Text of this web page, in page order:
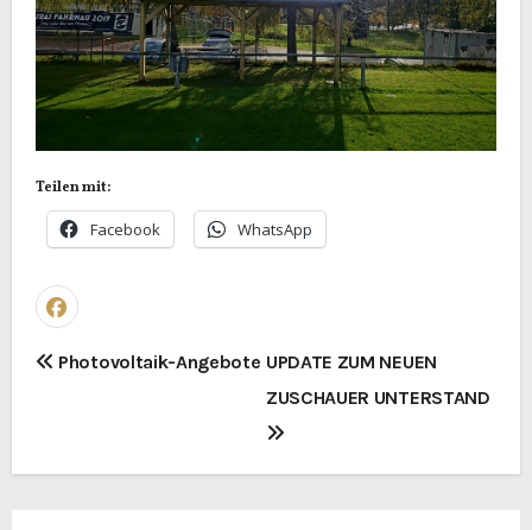
Teilen mit:
Facebook WhatsApp
B
i
Photovoltaik-Angebote UPDATE ZUM NEUEN
ZUSCHAUER UNTERSTAND